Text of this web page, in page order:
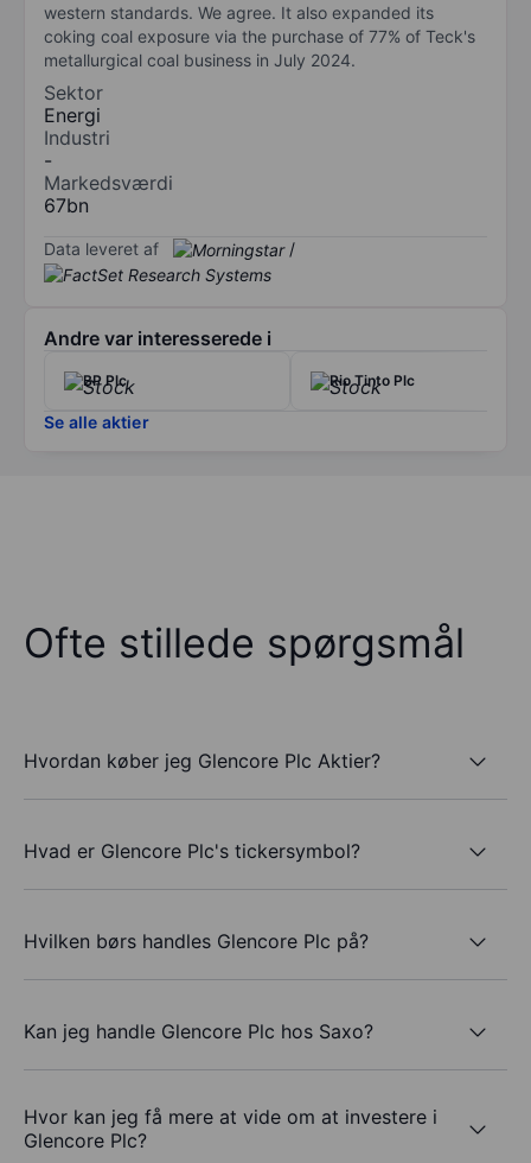
western standards. We agree. It also expanded its
coking coal exposure via the purchase of 77% of Teck's
metallurgical coal business in July 2024.
Sektor
Energi
Industri
-
Markedsværdi
67bn
Data leveret af /
Andre var interesserede i
BP Plc Rio Tinto Plc
Se alle aktier
Ofte stillede spørgsmål
Hvordan køber jeg Glencore Plc Aktier?
Hvad er Glencore Plc's tickersymbol?
Hvilken børs handles Glencore Plc på?
Kan jeg handle Glencore Plc hos Saxo?
Hvor kan jeg få mere at vide om at investere i
Glencore Plc?